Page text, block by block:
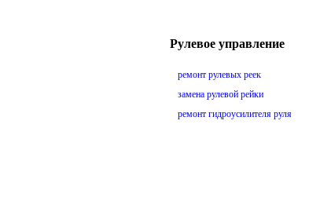
Рулевое управление
ремонт рулевых реек
замена рулевой рейки
ремонт гидроусилителя руля